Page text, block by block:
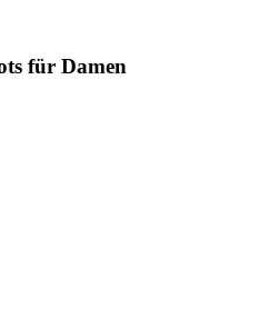
für Damen